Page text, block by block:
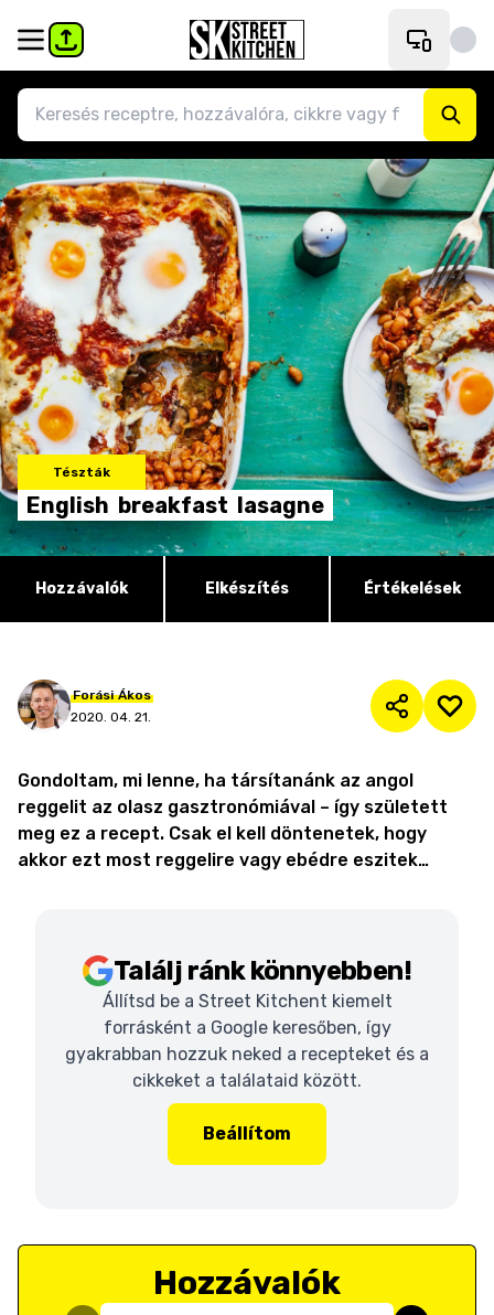
Tészták
English breakfast lasagne
Hozzávalók Elkészítés Értékelések
Forási Ákos
2020. 04. 21.
Gondoltam, mi lenne, ha társítanánk az angol
reggelit az olasz gasztronómiával – így született
meg ez a recept. Csak el kell döntenetek, hogy
akkor ezt most reggelire vagy ebédre eszitek…
Találj ránk könnyebben!
Állítsd be a Street Kitchent kiemelt
forrásként a Google keresőben, így
gyakrabban hozzuk neked a recepteket és a
cikkeket a találataid között.
Beállítom
Hozzávalók